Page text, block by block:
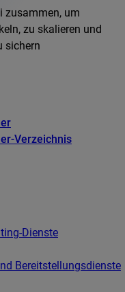
zusammen, um
zu skalieren und
sichern
Verzeichnis
Dienste
Bereitstellungsdienste